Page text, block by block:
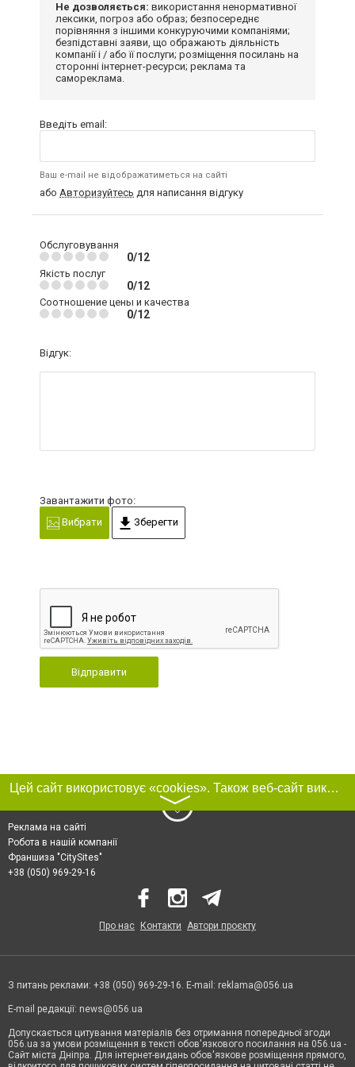
Не дозволяється: використання ненормативної
лексики, погроз або образ; безпосереднє
порівняння з іншими конкуруючими компаніями;
безпідставні заяви, що ображають діяльність
компанії і / або її послуги; розміщення посилань на
сторонні інтернет-ресурси; реклама та
самореклама.
Введіть email:
Ваш e-mail не відображатиметься на сайті
або Авторизуйтесь для написання відгуку
Обслуговування
0/12
Якість послуг
0/12
Соотношение цены и качества
0/12
Відгук:
Завантажити фото:
Вибрати
Зберегти
Відправити
Цей сайт використовує «cookies». Також веб-сайт використовує інтернет-сервіс для збору технічних даних стосовно відвідувачів з метою отримання маркетингової та статистичної інформації. Умови обробки даних відвідувачів сайту див.
〉
Реклама на сайті
Робота в нашій компанії
Франшиза "CitySites"
+38 (050) 969-29-16
Про нас Контакти Автори проєкту
З питань реклами: +38 (050) 969-29-16. E-mail: reklama@056.ua
E-mail редакції: news@056.ua
Допускається цитування матеріалів без отримання попередньої згоди
056.ua за умови розміщення в тексті обов'язкового посилання на 056.ua -
Сайт міста Дніпра. Для інтернет-видань обов'язкове розміщення прямого,